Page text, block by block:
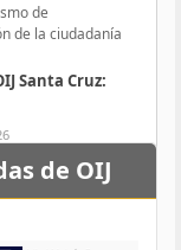
de
de la ciudadanía
Santa Cruz:
de Santa
de OIJ